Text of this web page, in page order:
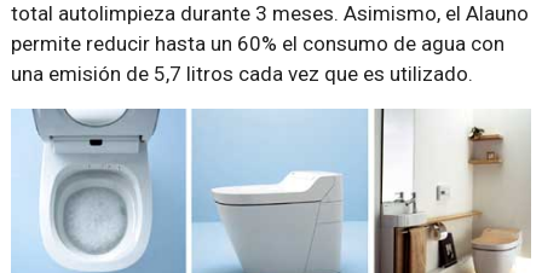
total autolimpieza durante 3 meses. Asimismo, el Alauno
permite reducir hasta un 60% el consumo de agua con
una emisión de 5,7 litros cada vez que es utilizado.